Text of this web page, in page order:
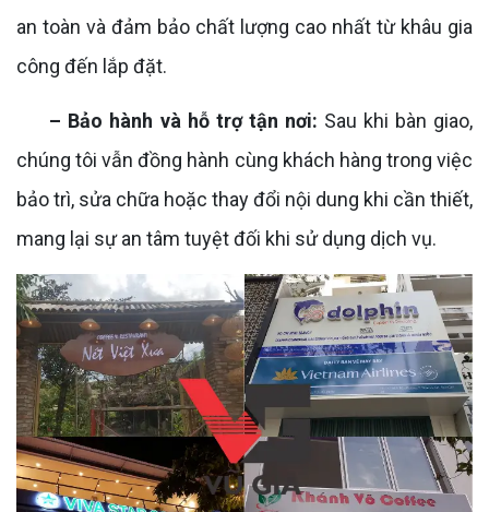
an toàn và đảm bảo chất lượng cao nhất từ khâu gia
công đến lắp đặt.
– Bảo hành và hỗ trợ tận nơi: Sau khi bàn giao,
chúng tôi vẫn đồng hành cùng khách hàng trong việc
bảo trì, sửa chữa hoặc thay đổi nội dung khi cần thiết,
mang lại sự an tâm tuyệt đối khi sử dụng dịch vụ.